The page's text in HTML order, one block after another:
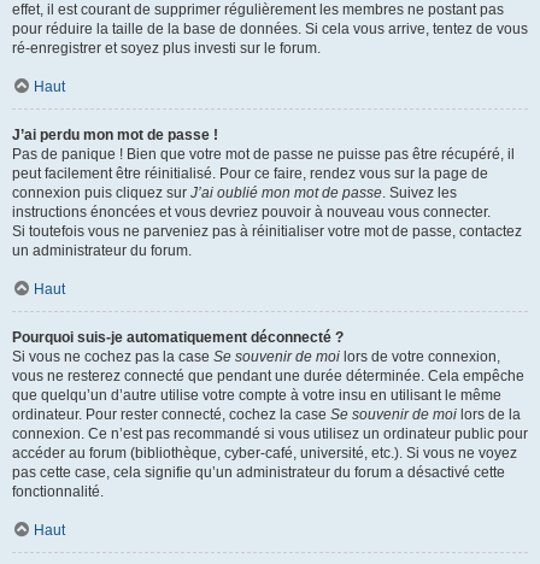
effet, il est courant de supprimer régulièrement les membres ne postant pas
pour réduire la taille de la base de données. Si cela vous arrive, tentez de vous
ré-enregistrer et soyez plus investi sur le forum.
Haut
J’ai perdu mon mot de passe !
Pas de panique ! Bien que votre mot de passe ne puisse pas être récupéré, il
peut facilement être réinitialisé. Pour ce faire, rendez vous sur la page de
connexion puis cliquez sur J’ai oublié mon mot de passe. Suivez les
instructions énoncées et vous devriez pouvoir à nouveau vous connecter.
Si toutefois vous ne parveniez pas à réinitialiser votre mot de passe, contactez
un administrateur du forum.
Haut
Pourquoi suis-je automatiquement déconnecté ?
Si vous ne cochez pas la case Se souvenir de moi lors de votre connexion,
vous ne resterez connecté que pendant une durée déterminée. Cela empêche
que quelqu’un d’autre utilise votre compte à votre insu en utilisant le même
ordinateur. Pour rester connecté, cochez la case Se souvenir de moi lors de la
connexion. Ce n’est pas recommandé si vous utilisez un ordinateur public pour
accéder au forum (bibliothèque, cyber-café, université, etc.). Si vous ne voyez
pas cette case, cela signifie qu’un administrateur du forum a désactivé cette
fonctionnalité.
Haut